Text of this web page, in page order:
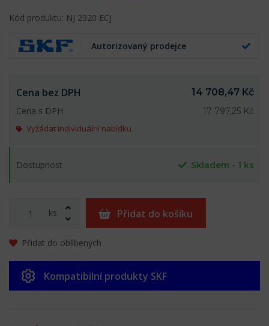
Kód produktu: NJ 2320 ECJ
Autorizovaný prodejce
Cena bez DPH
14 708,47 Kč
Cena s DPH
17 797,25 Kč
Vyžádat individuální nabídku
Dostupnost Skladem - 1 ks
ks Přidat do košíku
Přidat do oblíbených
Kompatibilní produkty SKF